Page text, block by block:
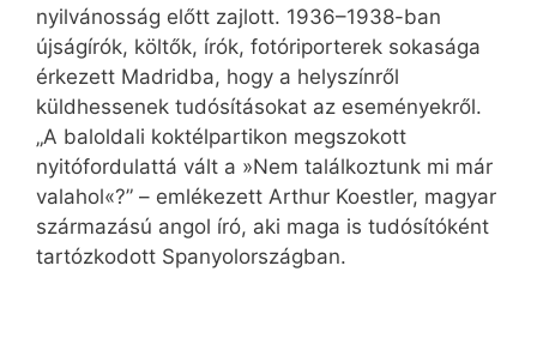
nyilvánosság előtt zajlott. 1936–1938-ban
újságírók, költők, írók, fotóriporterek sokasága
érkezett Madridba, hogy a helyszínről
küldhessenek tudósításokat az eseményekről.
„A baloldali koktélpartikon megszokott
nyitófordulattá vált a »Nem találkoztunk mi már
valahol«?” – emlékezett Arthur Koestler, magyar
származású angol író, aki maga is tudósítóként
tartózkodott Spanyolországban.